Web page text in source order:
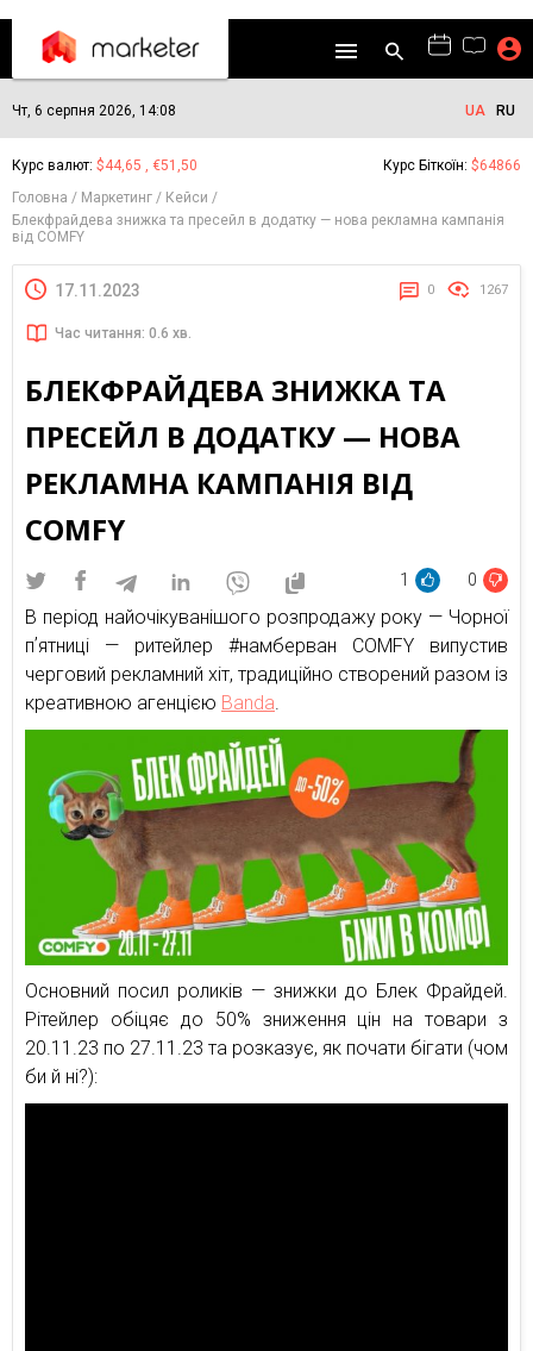
Чт, 6 серпня 2026, 14:08 UA RU
Курс валют: $44,65 , €51,50 Курс Біткоїн: $64866
Головна
Маркетинг
Кейси
Блекфрайдева знижка та пресейл в додатку — нова рекламна кампанія
від COMFY
17.11.2023 0 1267
Час читання: 0.6 хв.
БЛЕКФРАЙДЕВА ЗНИЖКА ТА
ПРЕСЕЙЛ В ДОДАТКУ — НОВА
РЕКЛАМНА КАМПАНІЯ ВІД
COMFY
1 0
В період найочікуванішого розпродажу року — Чорної
пʼятниці — ритейлер #намберван COMFY випустив
черговий рекламний хіт, традиційно створений разом із
креативною агенцією Banda.
Основний посил роликів — знижки до Блек Фрайдей.
Рітейлер обіцяє до 50% зниження цін на товари з
20.11.23 по 27.11.23 та розказує, як почати бігати (чом
би й ні?):